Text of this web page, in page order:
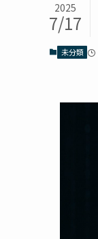
2025
7/17
未分類